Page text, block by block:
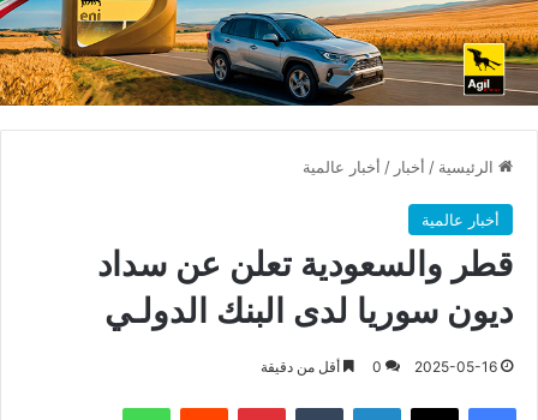
الرئيسية / أخبار / أخبار عالمية
أخبار عالمية
قطر والسعودية تعلن عن سداد
ديون سوريا لدى البنك الدولـي
2025-05-16
0 أقل من دقيقة
فيسبوك X لينكدإن بينتيريست واتساب